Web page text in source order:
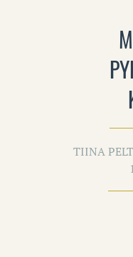
TIINA